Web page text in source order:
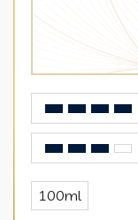
100ml